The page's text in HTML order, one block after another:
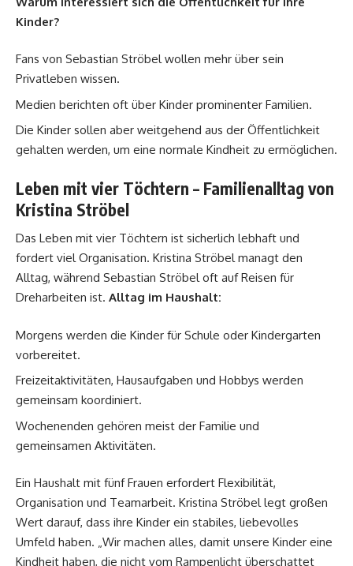
Kinder?
Fans von Sebastian Ströbel wollen mehr über sein
Privatleben wissen.
Medien berichten oft über Kinder prominenter Familien.
Die Kinder sollen aber weitgehend aus der Öffentlichkeit
gehalten werden, um eine normale Kindheit zu ermöglichen.
Leben mit vier Töchtern – Familienalltag von
Kristina Ströbel
Das Leben mit vier Töchtern ist sicherlich lebhaft und
fordert viel Organisation. Kristina Ströbel managt den
Alltag, während Sebastian Ströbel oft auf Reisen für
Dreharbeiten ist. Alltag im Haushalt:
Morgens werden die Kinder für Schule oder Kindergarten
vorbereitet.
Freizeitaktivitäten, Hausaufgaben und Hobbys werden
gemeinsam koordiniert.
Wochenenden gehören meist der Familie und
gemeinsamen Aktivitäten.
Ein Haushalt mit fünf Frauen erfordert Flexibilität,
Organisation und Teamarbeit. Kristina Ströbel legt großen
Wert darauf, dass ihre Kinder ein stabiles, liebevolles
Umfeld haben. „Wir machen alles, damit unsere Kinder eine
Kindheit haben, die nicht vom Rampenlicht überschattet